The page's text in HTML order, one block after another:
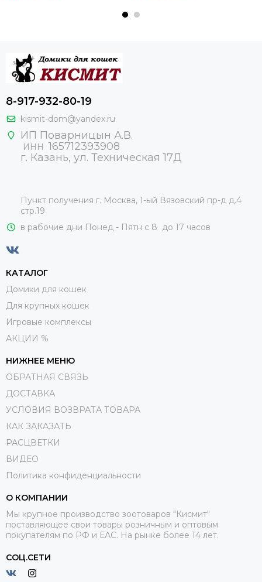
8-917-932-80-19
kismit-dom@yandex.ru
ИП Поварницын А.В.
ИНН 165712393908
г. Казань, ул. Техническая 17Д
Пункт получения г. Москва, 1-ый Вязовский пр-д д.4
стр.19
в рабочие дни Понед - Пятн с 8 до 17 часов
КАТАЛОГ
Домики для кошек
Для крупных кошек
Игровые комплексы
АКЦИИ %
НИЖНЕЕ МЕНЮ
ОБРАТНАЯ СВЯЗЬ
ДОСТАВКА
УСЛОВИЯ ВОЗВРАТА ТОВАРА
КАК ЗАКАЗАТЬ
РАСЦВЕТКИ
ВИДЕО
Политика конфиденциальности
О КОМПАНИИ
Мы крупное производство зоотоваров "Кисмит"
поставляющее свои товары розничным и оптовым
покупателям по РФ и ЕАС. На рынке более 14 лет.
СОЦ.СЕТИ